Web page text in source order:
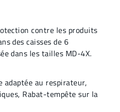
contre les produits
des caisses de 6
dans les tailles MD-4X.
adaptée au respirateur,
Rabat-tempête sur la